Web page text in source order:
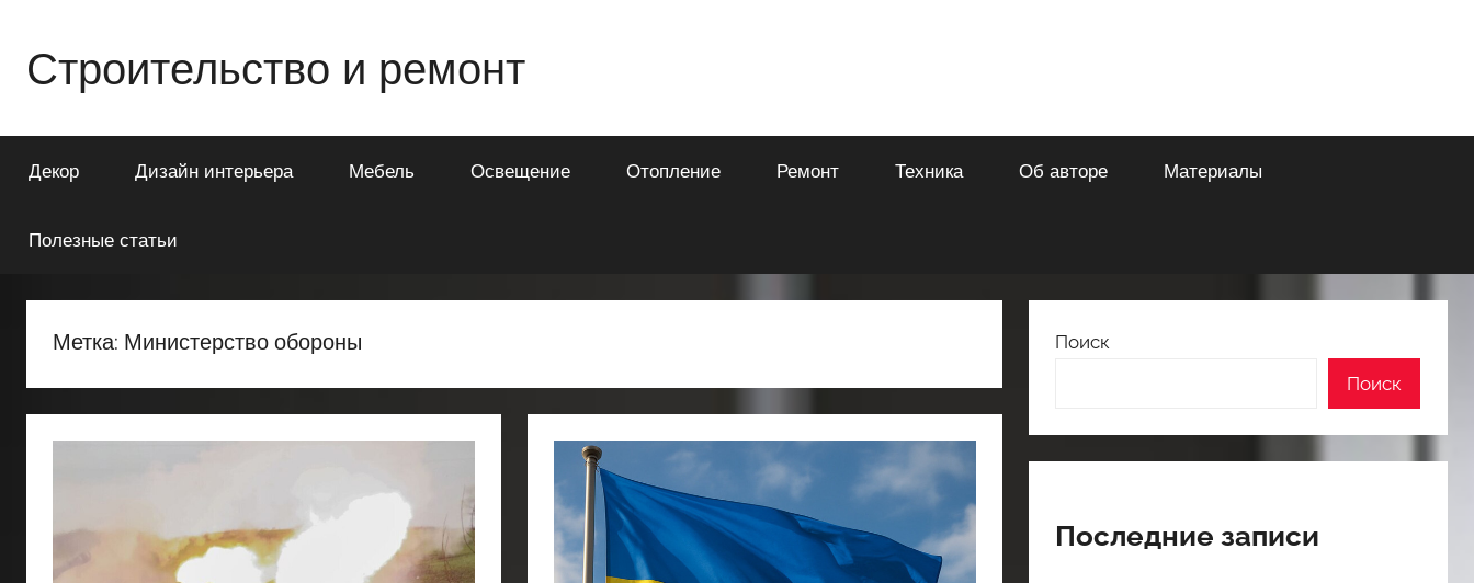
содержимому
Строительство и ремонт
о
строительстве
квартиры
Декор Дизайн интерьера Мебель Освещение Отопление Ремонт Техника Об авторе Материалы
Полезные статьи
Метка: Министерство обороны
Поиск
Поиск
Последние записи